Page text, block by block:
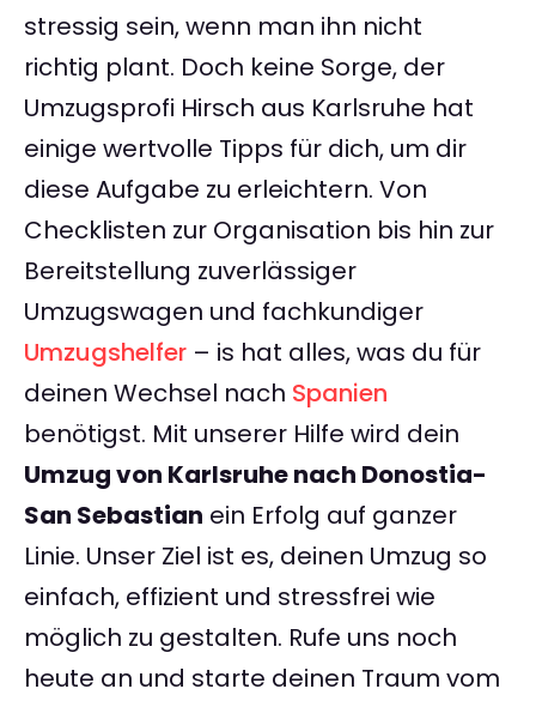
stressig sein, wenn man ihn nicht
richtig plant. Doch keine Sorge, der
Umzugsprofi Hirsch aus Karlsruhe hat
einige wertvolle Tipps für dich, um dir
diese Aufgabe zu erleichtern. Von
Checklisten zur Organisation bis hin zur
Bereitstellung zuverlässiger
Umzugswagen und fachkundiger
Umzugshelfer – is hat alles, was du für
deinen Wechsel nach Spanien
benötigst. Mit unserer Hilfe wird dein
Umzug von Karlsruhe nach Donostia-
San Sebastian ein Erfolg auf ganzer
Linie. Unser Ziel ist es, deinen Umzug so
einfach, effizient und stressfrei wie
möglich zu gestalten. Rufe uns noch
heute an und starte deinen Traum vom